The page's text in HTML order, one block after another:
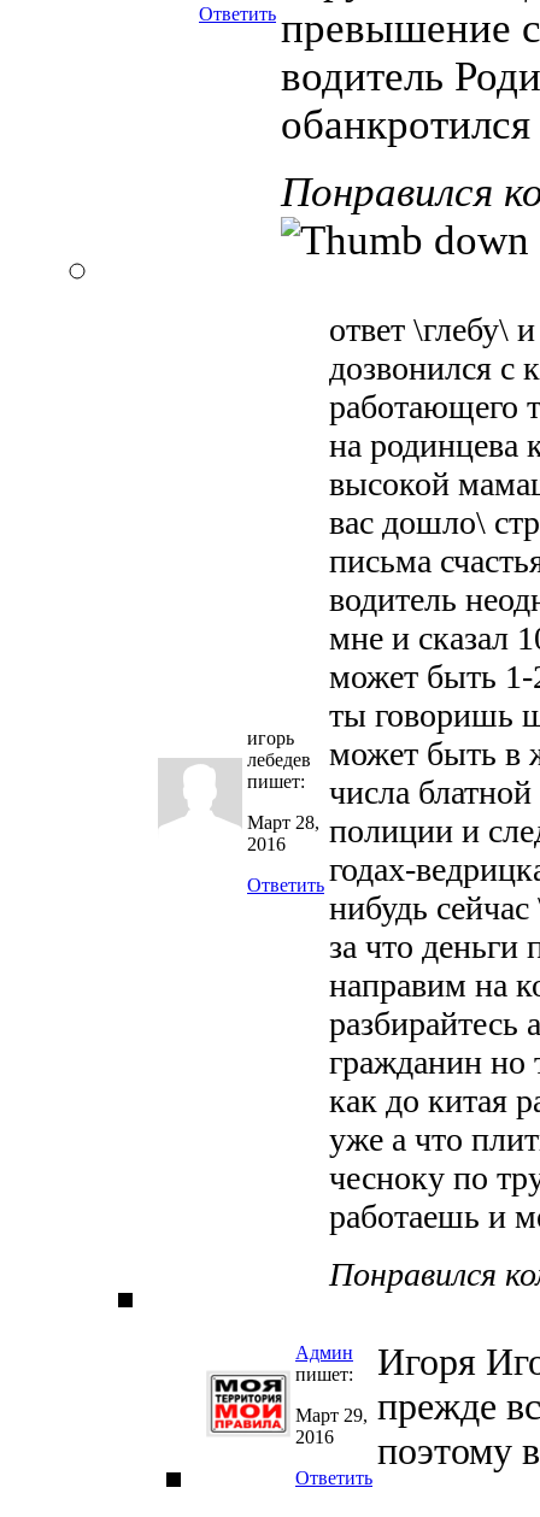
Ответить превышение
водитель
Понравился
игорь
лебедев
пишет:
Март 28,
2016
Ответить
ответ \глебу\
дозвонился с
работающего
на родинцева
высокой
вас дошло\
письма
водитель
мне и сказал
может быть 1-
ты говоришь
может быть в
числа
полиции и
годах-
нибудь
за что деньги
направим на
гражданин но
как до китая
уже а что
чесноку по
работаешь и
Понравился
Админ
пишет:
Март 29,
2016
Ответить
Игоря
прежде
поэтому